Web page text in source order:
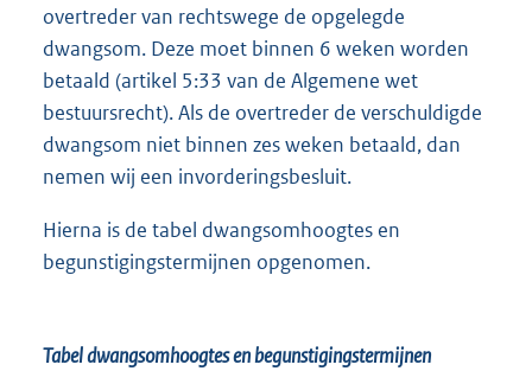
overtreder van rechtswege de opgelegde
dwangsom. Deze moet binnen 6 weken worden
betaald (artikel 5:33 van de Algemene wet
bestuursrecht). Als de overtreder de verschuldigde
dwangsom niet binnen zes weken betaald, dan
nemen wij een invorderingsbesluit.
Hierna is de tabel dwangsomhoogtes en
begunstigingstermijnen opgenomen.
Tabel dwangsomhoogtes en begunstigingstermijnen